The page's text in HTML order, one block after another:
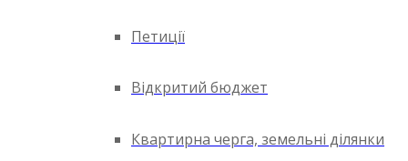
Петиції
Відкритий бюджет
Квартирна черга, земельні ділянки